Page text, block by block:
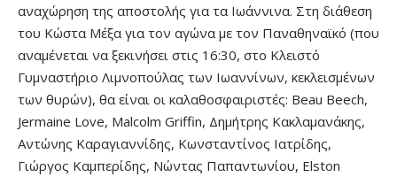
αναχώρηση της αποστολής για τα Ιωάννινα. Στη διάθεση
του Κώστα Μέξα για τον αγώνα με τον Παναθηναϊκό (που
αναμένεται να ξεκινήσει στις 16:30, στο Κλειστό
Γυμναστήριο Λιμνοπούλας των Ιωαννίνων, κεκλεισμένων
των θυρών), θα είναι οι καλαθοσφαιριστές: Beau Beech,
Jermaine Love, Malcolm Griffin, Δημήτρης Κακλαμανάκης,
Αντώνης Καραγιαννίδης, Κωνσταντίνος Ιατρίδης,
Γιώργος Καμπερίδης, Νώντας Παπαντωνίου, Elston